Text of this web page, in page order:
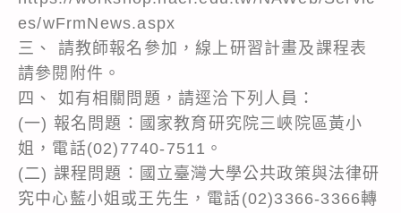
es/wFrmNews.aspx
三、 請教師報名參加，線上研習計畫及課程表
請參閱附件。
四、 如有相關問題，請逕洽下列人員：
(一) 報名問題：國家教育研究院三峽院區黃小
姐，電話(02)7740-7511。
(二) 課程問題：國立臺灣大學公共政策與法律研
究中心藍小姐或王先生，電話(02)3366-3366轉